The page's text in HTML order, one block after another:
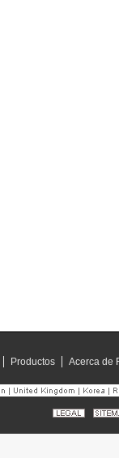
Productos Acerca de